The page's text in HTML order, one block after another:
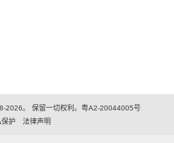
2026。 保留一切权利。粤A2-20044005号
保护
法律声明